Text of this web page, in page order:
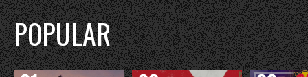
POPULAR